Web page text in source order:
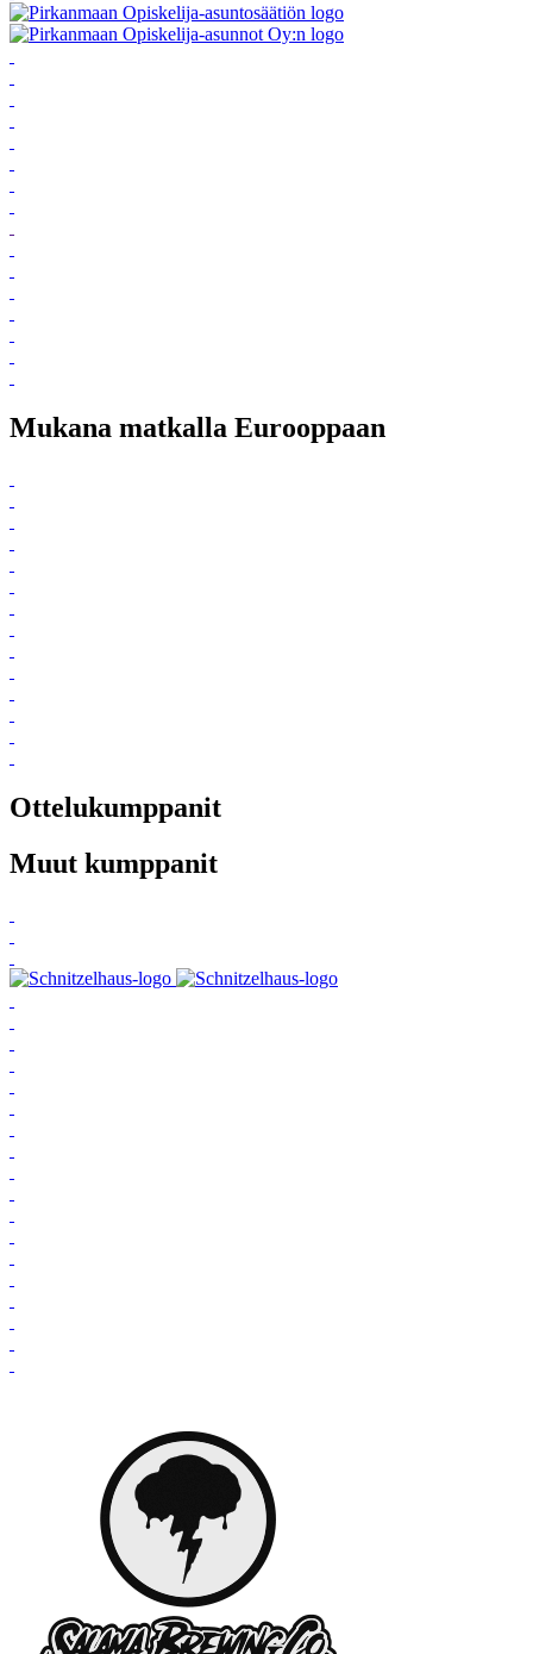
Mukana matkalla Eurooppaan
Ottelukumppanit
Muut kumppanit